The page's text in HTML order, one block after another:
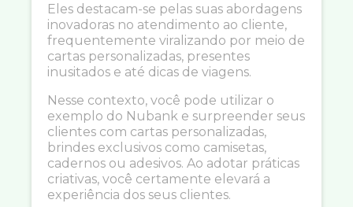
Eles destacam-se pelas suas abordagens
inovadoras no atendimento ao cliente,
frequentemente viralizando por meio de
cartas personalizadas, presentes
inusitados e até dicas de viagens.
Nesse contexto, você pode utilizar o
exemplo do Nubank e surpreender seus
clientes com cartas personalizadas,
brindes exclusivos como camisetas,
cadernos ou adesivos. Ao adotar práticas
criativas, você certamente elevará a
experiência dos seus clientes.